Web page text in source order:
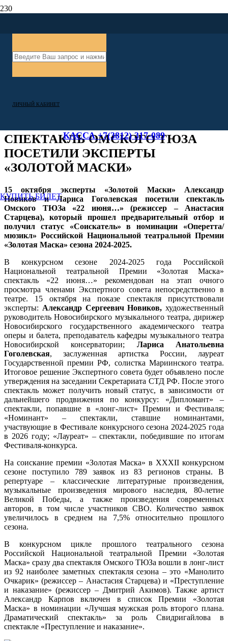
ЛИЧНЫЙ КАБИНЕТ
КАССА +7(3812) 317-089
КУПИТЬ БИЛЕТ
СПЕКТАКЛЬ ОМСКОГО ТЮЗА
ПОСЕТИЛИ ЭКСПЕРТЫ
«ЗОЛОТОЙ МАСКИ»
15 октября эксперты «Золотой Маски» Александр
Новиков и Лариса Гоголевская посетили спектакль
Омского ТЮЗа «22 июня…» (режиссер – Анастасия
Старцева), который прошел предварительный отбор и
получил статус «Соискатель» в номинации «Оперетта/
мюзикл» Российской Национальной театральной Премии
«Золотая Маска» сезона 2024-2025.
В конкурсном сезоне 2024-2025 года Российской
Национальной театральной Премии «Золотая Маска»
спектакль «22 июня…» рекомендован на этап очного
просмотра членами Экспертного совета непосредственно в
театре. 15 октября на показе спектакля присутствовали
эксперты: Александр Сергеевич Новиков, художественный
руководитель Новосибирского музыкального театра, дирижер
Новосибирского государственного академического театра
оперы и балета, преподаватель кафедры музыкального театра
Новосибирской консерватории; Лариса Анатольевна
Гоголевская, заслуженная артистка России, лауреат
Государственной премии РФ, солистка Мариинского театра.
Итоговое решение Экспертного совета будет объявлено после
утверждения на заседании Секретариата СТД РФ. После этого
спектакль может получить новый статус, в зависимости от
дальнейшего продвижения по конкурсу: «Дипломант» –
спектакли, попавшие в «лонг-лист» Премии и Фестиваля;
«Номинант» – спектакли, ставшие номинантами,
участвующие в Фестивале конкурсного сезона 2024-2025 года
в 2026 году; «Лауреат» – спектакли, победившие по итогам
Фестиваля-конкурса.
На соискание премии «Золотая Маска» в XXXII конкурсном
сезоне поступило 789 заявок из 83 регионов страны. В
репертуаре – классические литературные произведения,
музыкальные произведения мирового наследия, 80-летие
Великой Победы, а также произведения современных
авторов, в том числе участников СВО. Количество заявок
увеличилось в среднем на 7,5% относительно прошлого
сезона.
В конкурсном цикле прошлого театрального сезона
Российской Национальной театральной Премии «Золотая
Маска» сразу два спектакля Омского ТЮЗа вошли в лонг-лист
из 92 наиболее заметных спектакля сезона – это «Манолито
Очкарик» (режиссер – Анастасия Старцева) и «Преступление
и наказание» (режиссер – Дмитрий Акимов). Также артист
Александр Карпов включен в список Премии «Золотая
Маска» в номинации «Лучшая мужская роль второго плана.
Драматический спектакль» за роль Свидригайлова в
спектакле «Преступление и наказание».